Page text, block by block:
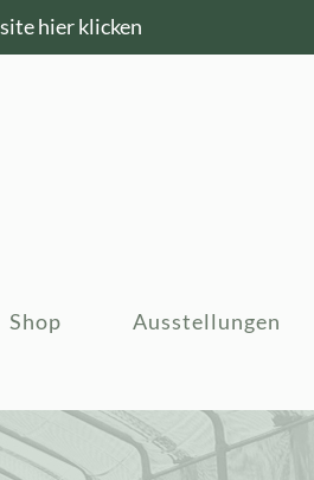
hier klicken
Shop Ausstellungen